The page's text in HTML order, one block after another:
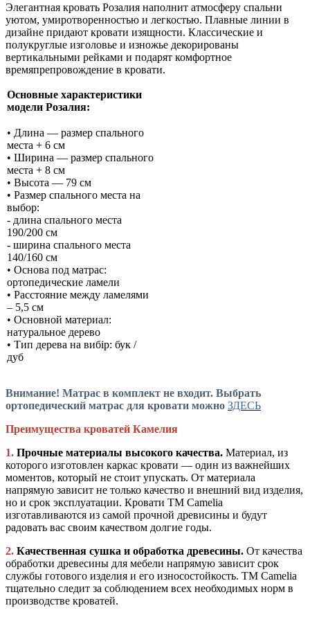
Элегантная кровать Розалия наполнит атмосферу спальни
уютом, умиротворенностью и легкостью. Плавные линии в
дизайне придают кровати изящности. Классические и
полукруглые изголовье и изножье декорированы
вертикальными рейками и подарят комфортное
времяпрепровождение в кровати.
Основные характеристики
модели Розалия:
• Длина — размер спального
места + 6 см
• Ширина — размер спального
места + 8 см
• Высота — 79 см
• Размер спального места на
выбор:
- длина спального места
190/200 см
- ширина спального места
140/160 см
• Основа под матрас:
ортопедические ламели
• Расстояние между ламелями
– 5,5 см
• Основной материал:
натуральное дерево
• Тип дерева на вибір: бук /
дуб
Внимание! Матрас в комплект не входит. Выбрать
ортопедический матрас для кровати можно ЗДЕСЬ
Преимущества кроватей Камелия
1. Прочные материалы высокого качества. Материал, из
которого изготовлен каркас кровати — один из важнейших
моментов, который не стоит упускать. От материала
напрямую зависит не только качество и внешний вид изделия,
но и срок эксплуатации. Кровати ТМ Camelia
изготавливаются из самой прочной древисины и будут
радовать вас своим качеством долгие годы.
2. Качественная сушка и обработка древесины. От качества
обработки древесины для мебели напрямую зависит срок
службы готового изделия и его износостойкость. ТМ Camelia
тщательно следит за соблюдением всех необходимых норм в
производстве кроватей.